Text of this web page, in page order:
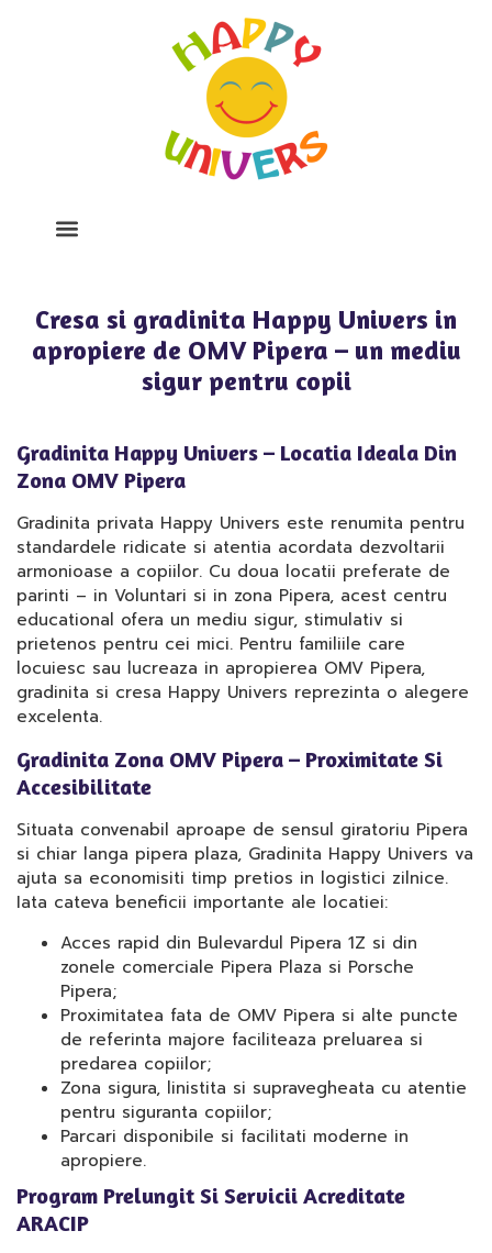
Cresa si gradinita Happy Univers in
apropiere de OMV Pipera – un mediu
sigur pentru copii
Gradinita Happy Univers – Locatia Ideala Din
Zona OMV Pipera
Gradinita privata Happy Univers este renumita pentru
standardele ridicate si atentia acordata dezvoltarii
armonioase a copiilor. Cu doua locatii preferate de
parinti – in Voluntari si in zona Pipera, acest centru
educational ofera un mediu sigur, stimulativ si
prietenos pentru cei mici. Pentru familiile care
locuiesc sau lucreaza in apropierea OMV Pipera,
gradinita si cresa Happy Univers reprezinta o alegere
excelenta.
Gradinita Zona OMV Pipera – Proximitate Si
Accesibilitate
Situata convenabil aproape de sensul giratoriu Pipera
si chiar langa pipera plaza, Gradinita Happy Univers va
ajuta sa economisiti timp pretios in logistici zilnice.
Iata cateva beneficii importante ale locatiei:
Acces rapid din Bulevardul Pipera 1Z si din
zonele comerciale Pipera Plaza si Porsche
Pipera;
Proximitatea fata de OMV Pipera si alte puncte
de referinta majore faciliteaza preluarea si
predarea copiilor;
Zona sigura, linistita si supravegheata cu atentie
pentru siguranta copiilor;
Parcari disponibile si facilitati moderne in
apropiere.
Program Prelungit Si Servicii Acreditate
ARACIP